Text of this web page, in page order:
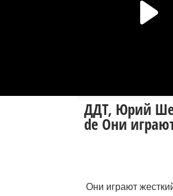
ДДТ, Юрий
de Они
Они играют